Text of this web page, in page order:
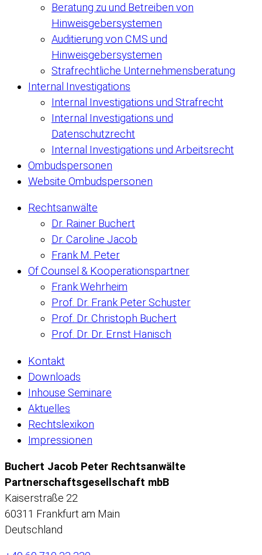
Beratung zu und Betreiben von
Hinweisgebersystemen
Auditierung von CMS und
Hinweisgebersystemen
Strafrechtliche Unternehmensberatung
Internal Investigations
Internal Investigations und Strafrecht
Internal Investigations und
Datenschutzrecht
Internal Investigations und Arbeitsrecht
Ombudspersonen
Website Ombudspersonen
Rechtsanwälte
Dr. Rainer Buchert
Dr. Caroline Jacob
Frank M. Peter
Of Counsel & Kooperationspartner
Frank Wehrheim
Prof. Dr. Frank Peter Schuster
Prof. Dr. Christoph Buchert
Prof. Dr. Dr. Ernst Hanisch
Kontakt
Downloads
Inhouse Seminare
Aktuelles
Rechtslexikon
Impressionen
Buchert Jacob Peter Rechtsanwälte
Partnerschaftsgesellschaft mbB
Kaiserstraße 22
60311 Frankfurt am Main
Deutschland